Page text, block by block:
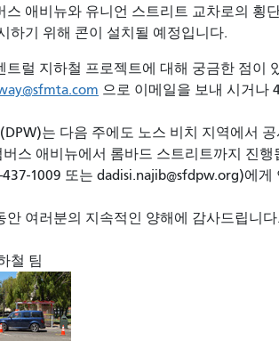
스 애비뉴와 유니언 스트리트 교차로의 횡
하기 위해 콘이 설치될 예정입니다.
트럴 지하철 프로젝트에 대해 궁금한 점이
으로 이메일을 보내 시거나
는 다음 주에도 노스 비치 지역에서
스 애비뉴에서 롬바드 스트리트까지 진
1009 또는 dadisi.najib@sfdpw.org)에
안 여러분의 지속적인 양해에 감사드립니다.
철 팀